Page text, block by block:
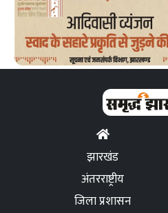
झारखंड
अंतरराष्ट्रीय
जिला प्रशासन